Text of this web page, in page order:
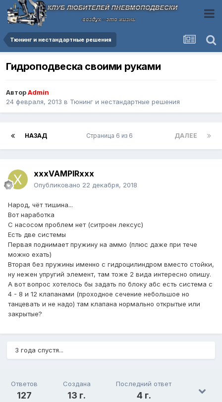
Тюнинг и нестандартные решения
Гидроподвеска своими руками
АвторAdmin
24 февраля, 2013 в Тюнинг и нестандартные решения
НАЗАД ДАЛЕЕ
Страница 6 из 6
xxxVAMPIRxxx
Опубликовано 22 декабря, 2018
Народ, чёт тишина...
Вот наработка
С насосом проблем нет (ситроен лексус)
Есть две системы
Первая поднимает пружину на аммо (плюс даже при тече
можно ехать)
Вторая без пружины именно с гидроцилиндром вместо стойки,
ну нежен упругий элемент, там тоже 2 вида интересно опишу.
А вот вопрос хотелось бы задать по блоку абс есть система с
4 - 8 и 12 клапанами (проходное сечение небольшое но
танцевать и не надо) там клапана нормально открытые или
закрытые?
3 года спустя...
Ответов
127
Создана
13 г.
Последний ответ
4 г.